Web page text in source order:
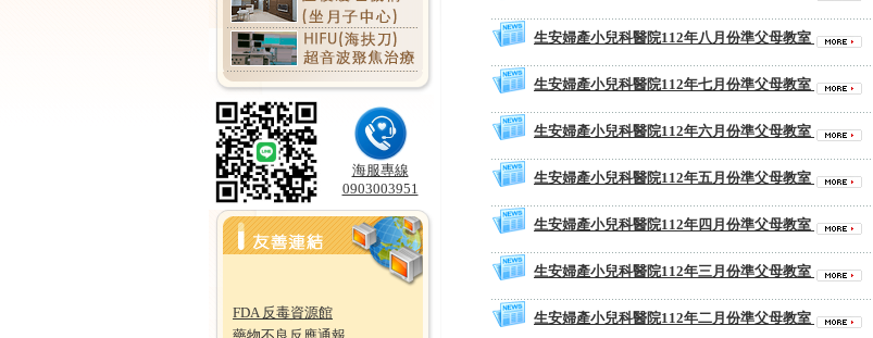
海服專線
0903003951
FDA 反毒資源館
生安婦產小兒科醫院112年八月份準父母教室
生安婦產小兒科醫院112年七月份準父母教室
生安婦產小兒科醫院112年六月份準父母教室
生安婦產小兒科醫院112年五月份準父母教室
生安婦產小兒科醫院112年四月份準父母教室
生安婦產小兒科醫院112年三月份準父母教室
生安婦產小兒科醫院112年二月份準父母教室